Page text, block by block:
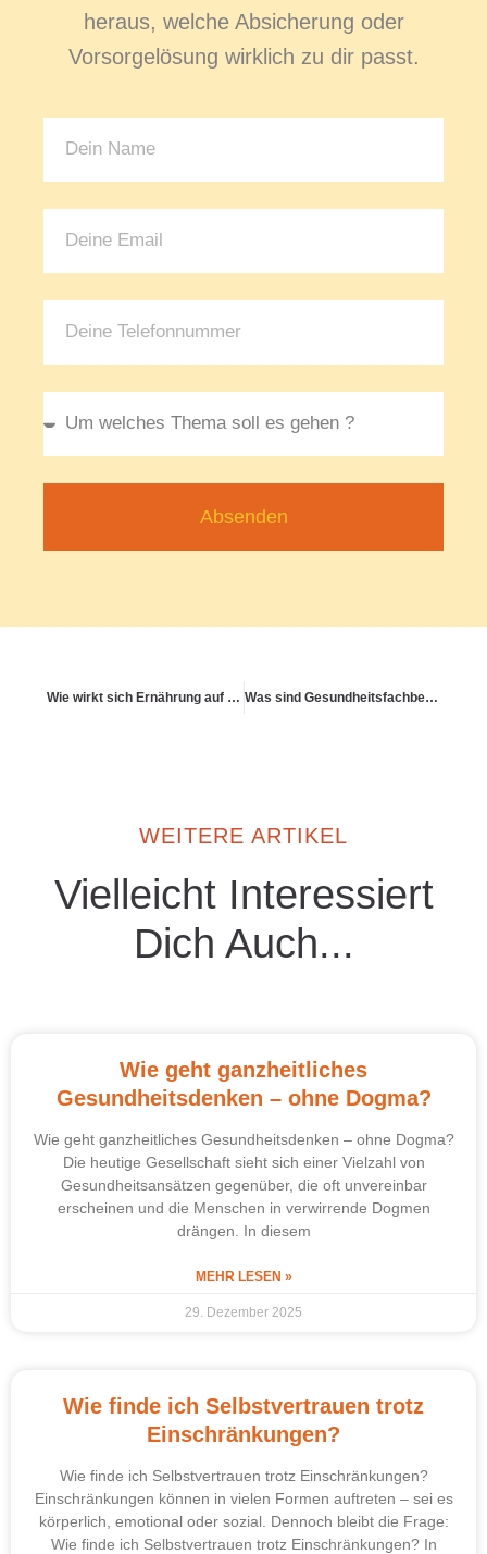
heraus, welche Absicherung oder
Vorsorgelösung wirklich zu dir passt.
Absenden
Wie wirkt sich Ernährung auf Konzentration und Fokus aus? Was sind Gesundheitsfachberufe und wie finde ich sie?
WEITERE ARTIKEL
Vielleicht Interessiert
Dich Auch...
Wie geht ganzheitliches
Gesundheitsdenken – ohne Dogma?
Wie geht ganzheitliches Gesundheitsdenken – ohne Dogma?
Die heutige Gesellschaft sieht sich einer Vielzahl von
Gesundheitsansätzen gegenüber, die oft unvereinbar
erscheinen und die Menschen in verwirrende Dogmen
drängen. In diesem
MEHR LESEN »
29. Dezember 2025
Wie finde ich Selbstvertrauen trotz
Einschränkungen?
Wie finde ich Selbstvertrauen trotz Einschränkungen?
Einschränkungen können in vielen Formen auftreten – sei es
körperlich, emotional oder sozial. Dennoch bleibt die Frage:
Wie finde ich Selbstvertrauen trotz Einschränkungen? In